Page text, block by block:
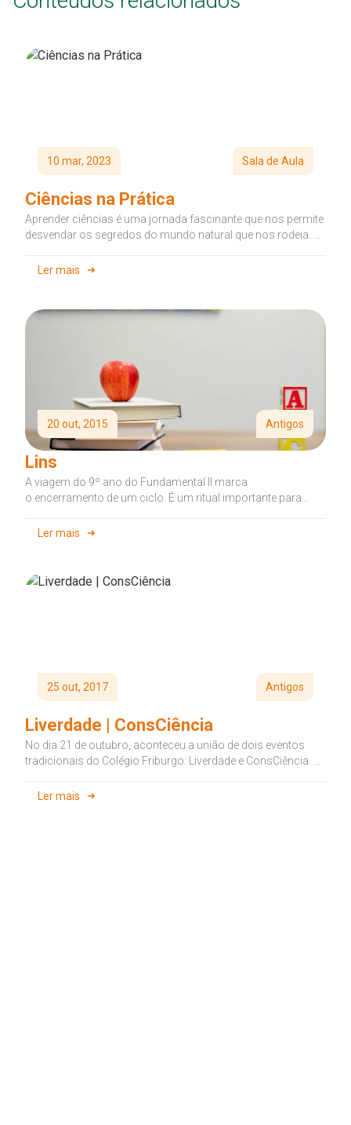
10 mar, 2023 Sala de Aula
Ciências na Prática
Aprender ciências é uma jornada fascinante que nos permite
desvendar os segredos do mundo natural que nos rodeia. E
Ler mais
20 out, 2015 Antigos
Lins
A viagem do 9º ano do Fundamental II marca
o encerramento de um ciclo. É um ritual importante para
Ler mais
25 out, 2017 Antigos
Liverdade | ConsCiência
No dia 21 de outubro, aconteceu a união de dois eventos
tradicionais do Colégio Friburgo: Liverdade e ConsCiência. O
Ler mais